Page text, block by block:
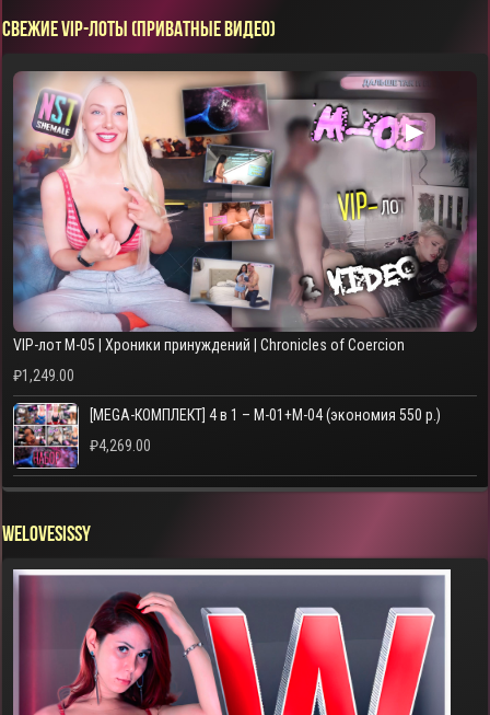
СВЕЖИЕ VIP-ЛОТЫ (ПРИВАТНЫЕ ВИДЕО)
▶
VIP-лот M-05 | Хроники принуждений | Chronicles of Coercion
₽1,249.00
[MEGA-КОМПЛЕКТ] 4 в 1 – M-01+M-04 (экономия 550 р.)
₽4,269.00
WELOVESISSY